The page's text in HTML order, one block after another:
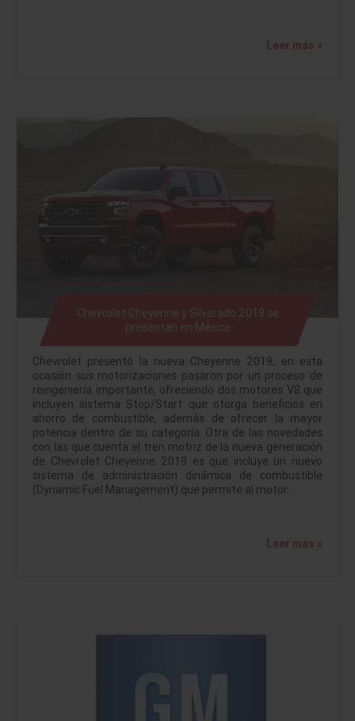
Leer más »
Chevrolet Cheyenne y Silverado 2019 se
presentan en México
Chevrolet presentó la nueva Cheyenne 2019, en esta
ocasión sus motorizaciones pasaron por un proceso de
reingeniería importante, ofreciendo dos motores V8 que
incluyen sistema Stop/Start que otorga beneficios en
ahorro de combustible, además de ofrecer la mayor
potencia dentro de su categoría. Otra de las novedades
con las que cuenta el tren motriz de la nueva generación
de Chevrolet Cheyenne 2019 es que incluye un nuevo
sistema de administración dinámica de combustible
(Dynamic Fuel Management) que permite al motor…
Leer más »